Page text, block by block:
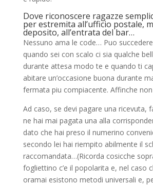
Dove riconoscere ragazze
per estremita all’ufficio postale,
deposito, all’entrata del bar…
Nessuno ama le code… Puo
quando sei con scalo ci sia qualche
durante attesa modo te e quando ti
abitare un’occasione buona durante
fermata piu compiacente. Affinche
Ad caso, se devi pagare una ricevuta,
ne hai mai pagata una alla
dato che hai preso il numerino
secondo lei hai riempito abilmente il
raccomandata…(Ricorda cosicche
fogliettino c’e il popolarita e, nel caso
oramai esistono metodi universali e,